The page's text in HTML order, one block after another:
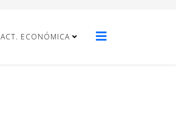
ACT. ECONÓMICA